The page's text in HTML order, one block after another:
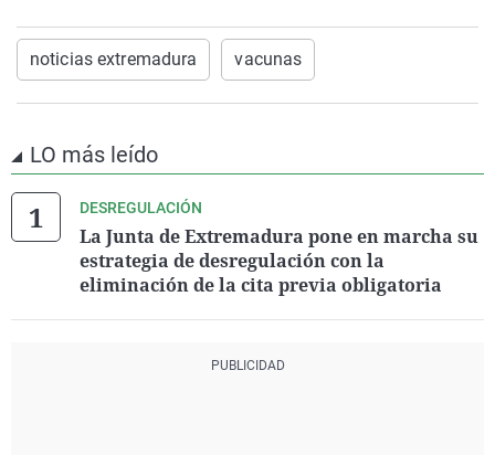
noticias extremadura vacunas
LO más leído
DESREGULACIÓN
La Junta de Extremadura pone en marcha su
estrategia de desregulación con la
eliminación de la cita previa obligatoria